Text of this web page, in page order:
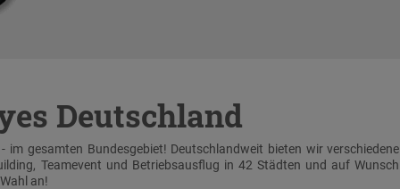
Deutschland
im gesamten Bundesgebiet! Deutschlandweit bieten wir verschiedene
Teamevent und Betriebsausflug in 42 Städten und auf Wunsch
an!